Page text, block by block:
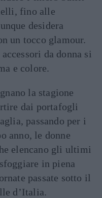
fino alle
desidera
un tocco glamour.
da donna si
e colore.
la stagione
dai portafogli
passando per i
anno, le donne
elencano gli ultimi
in piena
passate sotto il
d’Italia.